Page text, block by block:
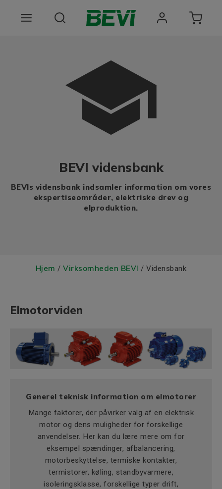
Anvendelsesomrader
Kvalitet og bæredygtighed
Choose language
BEVI vidensbank
BEVIs vidensbank indsamler information om vores
ekspertiseområder, elektriske drev og
elproduktion.
Hjem /Virksomheden BEVI / Vidensbank
Elmotorviden
Generel teknisk information om elmotorer
Mange faktorer, der påvirker valg af en elektrisk
motor og dens muligheder for forskellige
anvendelser. Her kan du lære mere om for
eksempel spændinger, afbalancering,
motorbeskyttelse, termiske kontakter,
termistorer, køling, standbyvarmere,
isoleringsklasse, forskellige typer drift,